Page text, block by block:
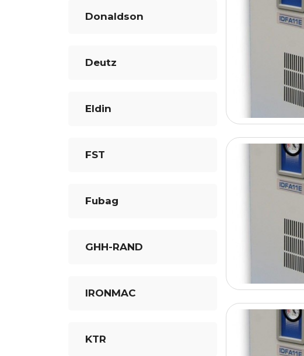
Donaldson
Deutz
Eldin
FST
Fubag
GHH-RAND
IRONMAC
KTR